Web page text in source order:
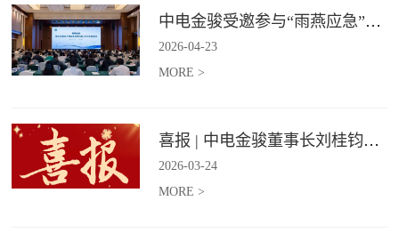
中电金骏受邀参与“雨燕应急”2026年度会议 协同打造空中应急力量
2026-04-23
MORE >
喜报 | 中电金骏董事长刘桂钧获雷锋街道第四届“雷锋榜样”模范人物称号
2026-03-24
MORE >